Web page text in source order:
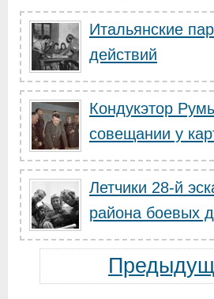
Итальянские
действий
Кондукэтор
совещании у
Летчики 28-й
района боевых